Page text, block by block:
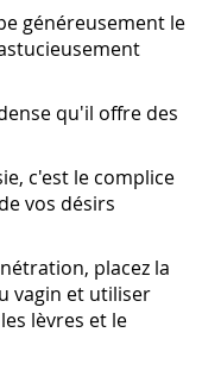
généreusement le
qu'il offre des
c'est le complice
vos désirs
placez la
vagin et utiliser
lèvres et le